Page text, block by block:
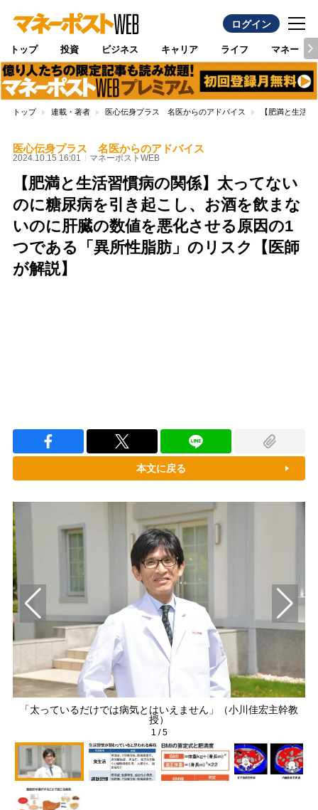
ログイン
トップ 投資 ビジネス キャリア ライフ マネー
トップ 連載・著者 医心伝身プラス 名医からのアドバイス 【肥満と生活
医心伝身プラス 名医からのアドバイス
2024.10.15 16:01 マネーポストWEB
【肥満と生活習慣病の関係】太ってない
のに糖尿病を引き起こし、お酒を飲まな
いのに肝臓の数値を悪化させる原因の1
つである「異所性脂肪」のリスク【医師
が解説】
本文に戻る
「太っているだけでは病気とはいえません」（小川佳宏主幹教
授）
1 /5